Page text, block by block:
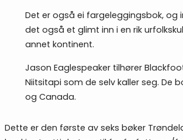
Det er også ei fargeleggingsbok, og
det også et glimt inn i en rik
annet kontinent.
Jason Eaglespeaker tilhører
Niitsitapi som de selv kaller seg. De
og Canada.
Dette er den første av seks bøker